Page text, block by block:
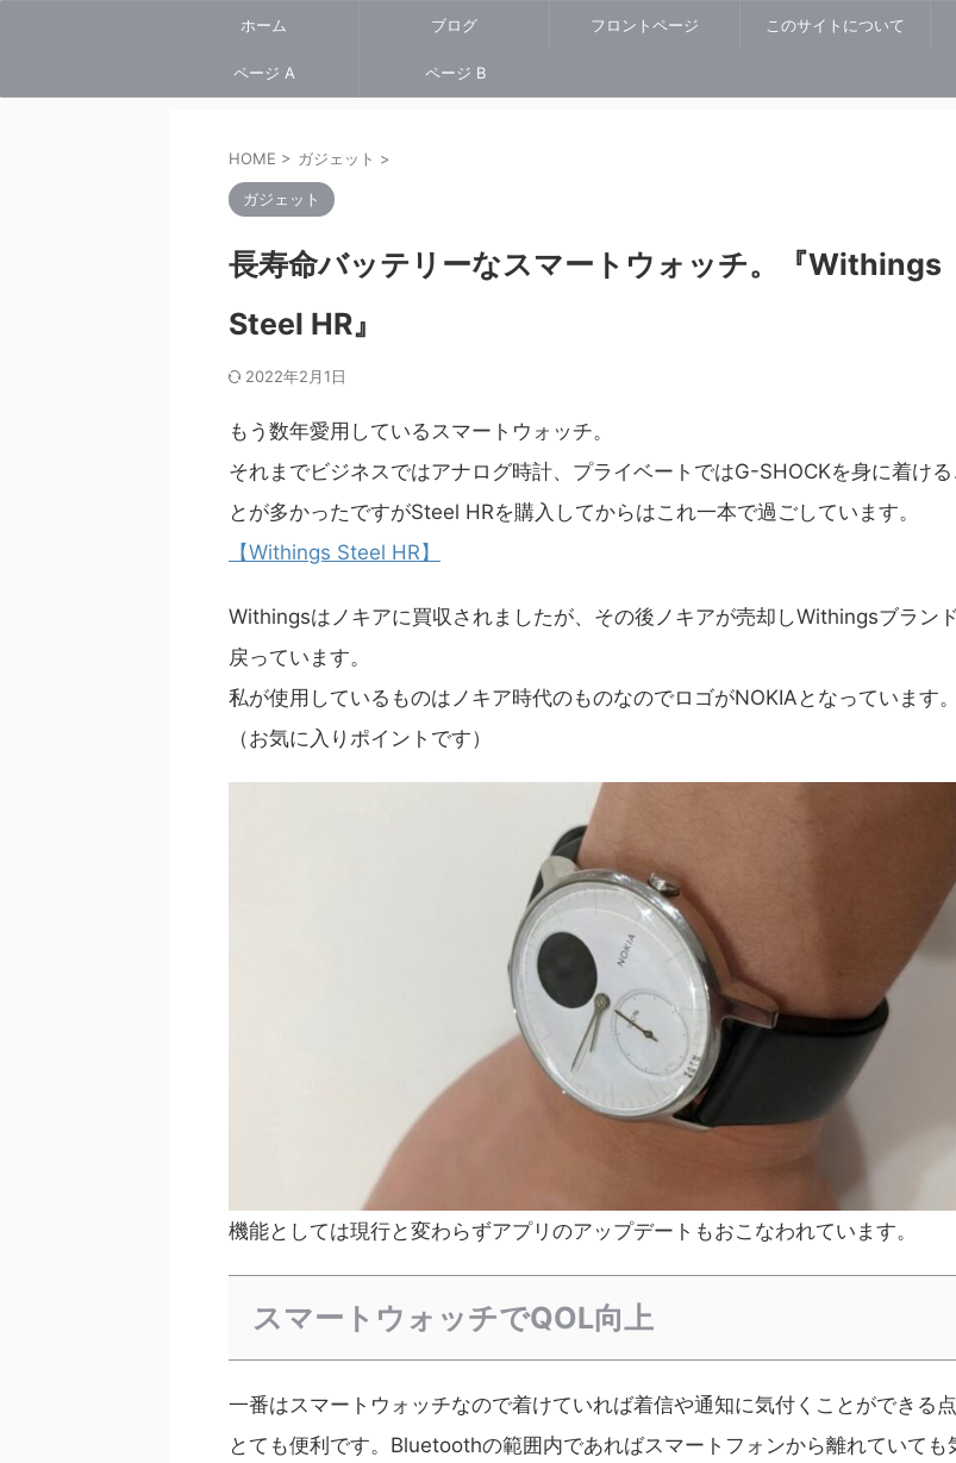
ホーム ブログ フロントページ このサイトについて
ページ A ページ B
HOME > ガジェット >
ガジェット
長寿命バッテリーなスマートウォッチ。『Withings
Steel HR』
2022年2月1日
もう数年愛用しているスマートウォッチ。
それまでビジネスではアナログ時計、プライベートではG-SHOCKを身に着ける
とが多かったですがSteel HRを購入してからはこれ一本で過ごしています。
【Withings Steel HR】
Withingsはノキアに買収されましたが、その後ノキアが売却しWithingsブラン
戻っています。
私が使用しているものはノキア時代のものなのでロゴがNOKIAとなっています。
（お気に入りポイントです）
機能としては現行と変わらずアプリのアップデートもおこなわれています。
スマートウォッチでQOL向上
一番はスマートウォッチなので着けていれば着信や通知に気付くことができる
とても便利です。Bluetoothの範囲内であればスマートフォンから離れていても